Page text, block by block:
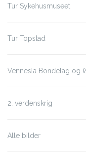
Tur Sykehusmuseet
Tur Topstad
Vennesla Bondelag og
2. verdenskrig
Alle bilder